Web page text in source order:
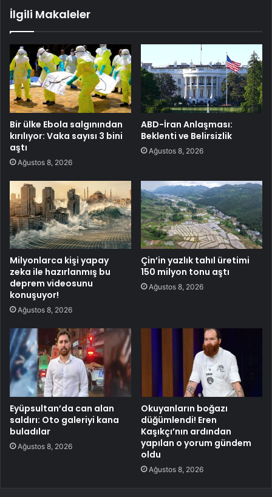
İlgili Makaleler
Bir ülke Ebola salgınından
kırılıyor: Vaka sayısı 3 bini
aştı
Ağustos 8, 2026
ABD-İran Anlaşması:
Beklenti ve Belirsizlik
Ağustos 8, 2026
Milyonlarca kişi yapay
zeka ile hazırlanmış bu
deprem videosunu
konuşuyor!
Ağustos 8, 2026
Çin’in yazlık tahıl üretimi
150 milyon tonu aştı
Ağustos 8, 2026
Eyüpsultan’da can alan
saldırı: Oto galeriyi kana
buladılar
Ağustos 8, 2026
Okuyanların boğazı
düğümlendi! Eren
Kaşıkçı’nın ardından
yapılan o yorum gündem
oldu
Ağustos 8, 2026